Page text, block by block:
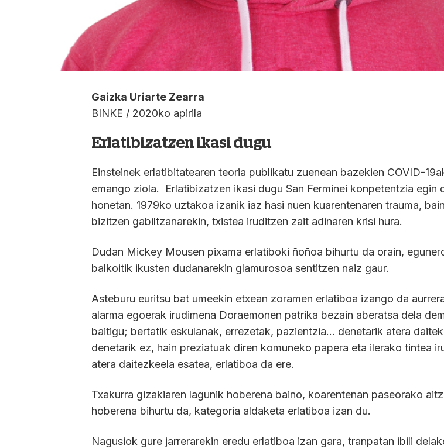
Gaizka Uriarte Zearra
BINKE / 2020ko apirila
Erlatibizatzen ikasi dugu
Einsteinek erlatibitatearen teoria publikatu zuenean bazekien COVID-
emango ziola. Erlatibizatzen ikasi dugu San Ferminei konpetentzia egin
honetan. 1979ko uztakoa izanik iaz hasi nuen kuarentenaren trauma,
bizitzen gabiltzanarekin, txistea iruditzen zait adinaren krisi hura.
Dudan Mickey Mousen pixama erlatiboki ñoñoa bihurtu da orain,
balkoitik ikusten dudanarekin glamurosoa sentitzen naiz gaur.
Asteburu euritsu bat umeekin etxean zoramen erlatiboa izango da
alarma egoerak irudimena Doraemonen patrika bezain aberatsa dela
baitigu; bertatik eskulanak, errezetak, pazientzia… denetarik atera
denetarik ez, hain preziatuak diren komuneko papera eta ilerako tintea
atera daitezkeela esatea, erlatiboa da ere.
Txakurra gizakiaren lagunik hoberena baino, koarentenan paseorako
hoberena bihurtu da, kategoria aldaketa erlatiboa izan du.
Nagusiok gure jarrerarekin eredu erlatiboa izan gara, tranpatan ibili